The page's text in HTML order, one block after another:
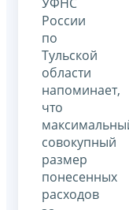
России
по
Тульской
области
напоминает,
что
совокупный
размер
понесенных
расходов